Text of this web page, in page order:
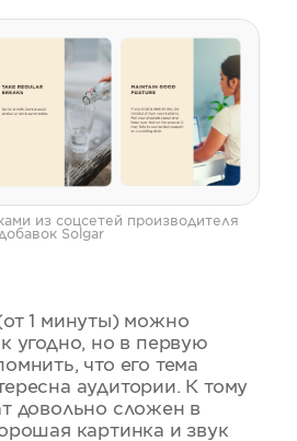
из соцсетей производителя
добавок Solgar
1 минуты) можно
угодно, но в первую
что его тема
аудитории. К тому
довольно сложен в
картинка и звук